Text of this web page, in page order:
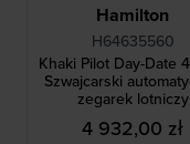
Hamilton
H64635560
Khaki Pilot Day-Date
Szwajcarski
zegarek lotniczy
4 932,00 zł